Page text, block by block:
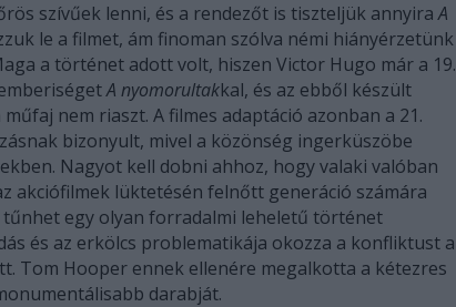
szívűek lenni, és a rendezőt is tiszteljük annyiraA
le a filmet, ám finoman szólva némi hiányérzetünk
a történet adott volt, hiszen Victor Hugo már a 19.
A nyomorultakkal, és az ebből készült
nem riaszt. A filmes adaptáció azonban a 21.
bizonyult, mivel a közönség ingerküszöbe
Nagyot kell dobni ahhoz, hogy valaki valóban
akciófilmek lüktetésén felnőtt generáció számára
egy olyan forradalmi leheletű történet
és az erkölcs problematikája okozza a konfliktust a
Tom Hooper ennek ellenére megalkotta a kétezres
darabját.